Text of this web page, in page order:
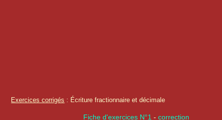
Exercices corrigés : Écriture fractionnaire et décimale
Fiche d'exercices N°1 - correction